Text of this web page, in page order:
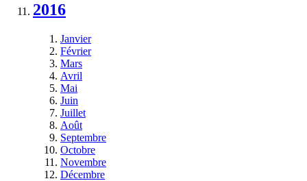
2016
Janvier
Février
Mars
Avril
Mai
Juin
Juillet
Août
Septembre
Octobre
Novembre
Décembre